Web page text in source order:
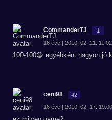
CommanderTJ 1
16 éve | 2010. 02. 21.
100-100😃 egyébként nagyon jó
ceni98 42
16 éve | 2010. 02. 17.